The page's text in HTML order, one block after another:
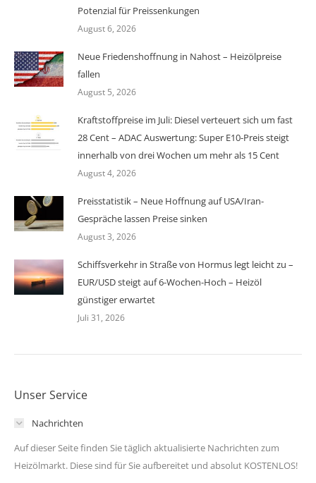
Potenzial für Preissenkungen
August 6, 2026
Neue Friedenshoffnung in Nahost – Heizölpreise
fallen
August 5, 2026
Kraftstoffpreise im Juli: Diesel verteuert sich um fast
28 Cent – ADAC Auswertung: Super E10-Preis steigt
innerhalb von drei Wochen um mehr als 15 Cent
August 4, 2026
Preisstatistik – Neue Hoffnung auf USA/Iran-
Gespräche lassen Preise sinken
August 3, 2026
Schiffsverkehr in Straße von Hormus legt leicht zu –
EUR/USD steigt auf 6-Wochen-Hoch – Heizöl
günstiger erwartet
Juli 31, 2026
Unser Service
Nachrichten
Auf dieser Seite finden Sie täglich aktualisierte Nachrichten zum
Heizölmarkt. Diese sind für Sie aufbereitet und absolut KOSTENLOS!